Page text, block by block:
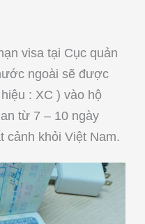
visa tại Cục quản
ngoài sẽ được
: XC ) vào hộ
từ 7 – 10 ngày
cảnh khỏi Việt Nam.